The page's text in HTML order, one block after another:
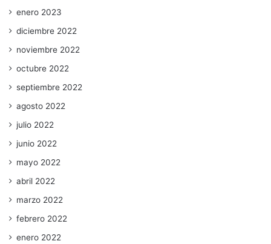
enero 2023
diciembre 2022
noviembre 2022
octubre 2022
septiembre 2022
agosto 2022
julio 2022
junio 2022
mayo 2022
abril 2022
marzo 2022
febrero 2022
enero 2022